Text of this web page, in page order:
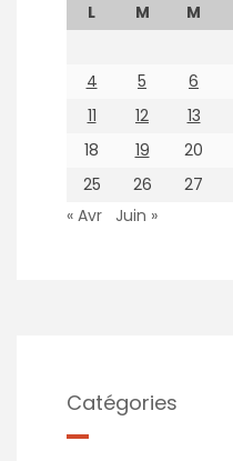
L M M
4
5 6
11
12 13
18
19 20
25
26 27
« Avr
Juin »
Catégories